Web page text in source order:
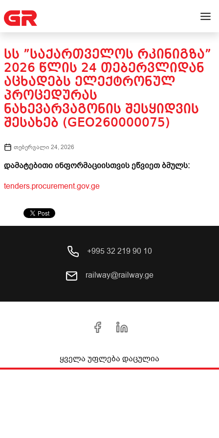
ᲡᲡ ”ᲡᲐᲥᲐᲠᲗᲕᲔᲚᲝᲡ ᲠᲙᲘᲜᲘᲒᲖᲐ”
2026 ᲬᲚᲘᲡ 24 ᲗᲔᲑᲔᲠᲕᲚᲘᲓᲐᲜ
ᲐᲪᲮᲐᲓᲔᲑᲡ ᲔᲚᲔᲥᲢᲠᲝᲜᲣᲚ
ᲞᲠᲝᲪᲔᲓᲣᲠᲐᲡ
ᲜᲐᲮᲔᲕᲐᲠᲕᲐᲒᲝᲜᲘᲡ ᲨᲔᲡᲧᲘᲓᲕᲘᲡ
ᲨᲔᲡᲐᲮᲔᲑ (GEO260000075)
თებერვალი 24, 2026
დამატებითი ინფორმაციისთვის ეწვიეთ ბმულს:
tenders.procurement.gov.ge
+995 32 219 90 10
railway@railway.ge
ყველა უფლება დაცულია